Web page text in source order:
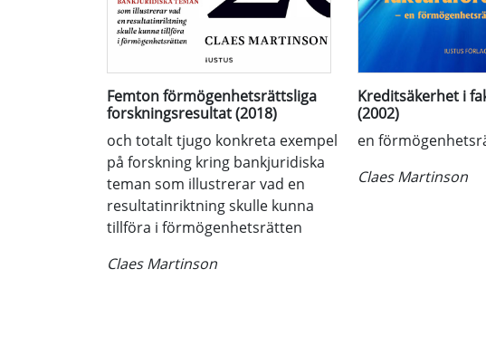
Femton förmögenhetsrättsliga
forskningsresultat (2018)
och totalt tjugo konkreta exempel
på forskning kring bankjuridiska
teman som illustrerar vad en
resultatinriktning skulle kunna
tillföra i förmögenhetsrätten
Claes Martinson
Kreditsäkerhet i
(2002)
en
Claes Martinson